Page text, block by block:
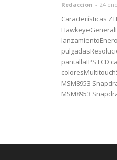
Redaccion - 24
Características
pantallaIPS LCD
MSM8953
MSM8953